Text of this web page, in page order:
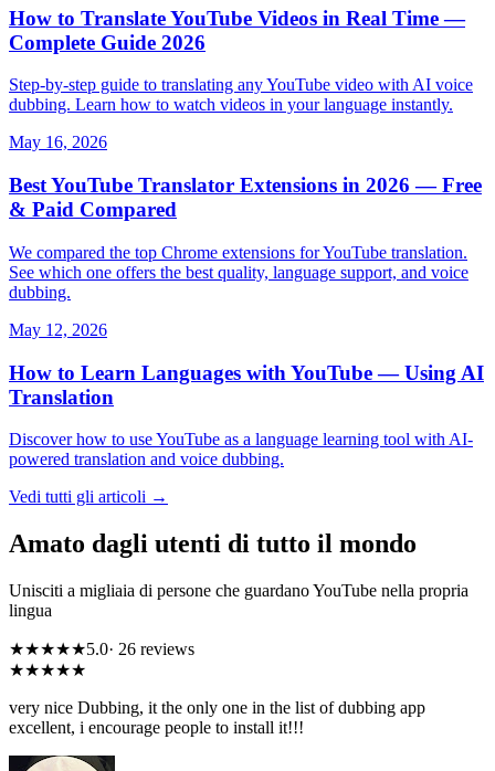
How to Translate YouTube Videos in Real Time —
Complete Guide 2026
Step-by-step guide to translating any YouTube video with AI voice
dubbing. Learn how to watch videos in your language instantly.
May 16, 2026
Best YouTube Translator Extensions in 2026 — Free
& Paid Compared
We compared the top Chrome extensions for YouTube translation.
See which one offers the best quality, language support, and voice
dubbing.
May 12, 2026
How to Learn Languages with YouTube — Using AI
Translation
Discover how to use YouTube as a language learning tool with AI-
powered translation and voice dubbing.
Vedi tutti gli articoli →
Amato dagli utenti di tutto il mondo
Unisciti a migliaia di persone che guardano YouTube nella propria
lingua
★★★★★5.0· 26 reviews
★★★★★
very nice Dubbing, it the only one in the list of dubbing app
excellent, i encourage people to install it!!!